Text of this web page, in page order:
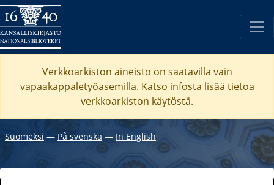
Verkkoarkiston aineisto on saatavilla vain
vapaakappaletyöasemilla. Katso infosta lisää tietoa
verkkoarkiston käytöstä.
Suomeksi ― På svenska ― In English